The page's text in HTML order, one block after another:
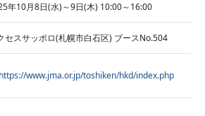
年10月8日(水)～9日(木) 10:00～16:00
セスサッポロ(札幌市白石区) ブースNo.504
https://www.jma.or.jp/toshiken/hkd/index.php